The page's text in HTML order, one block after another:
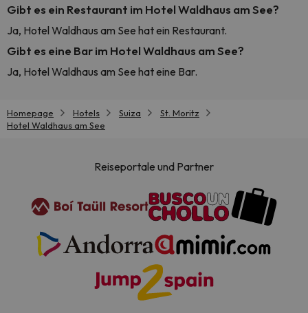
Gibt es ein Restaurant im Hotel Waldhaus am See?
Ja, Hotel Waldhaus am See hat ein Restaurant.
Gibt es eine Bar im Hotel Waldhaus am See?
Ja, Hotel Waldhaus am See hat eine Bar.
Homepage Hotels Suiza
St. Moritz
Hotel Waldhaus am See
Reiseportale und Partner